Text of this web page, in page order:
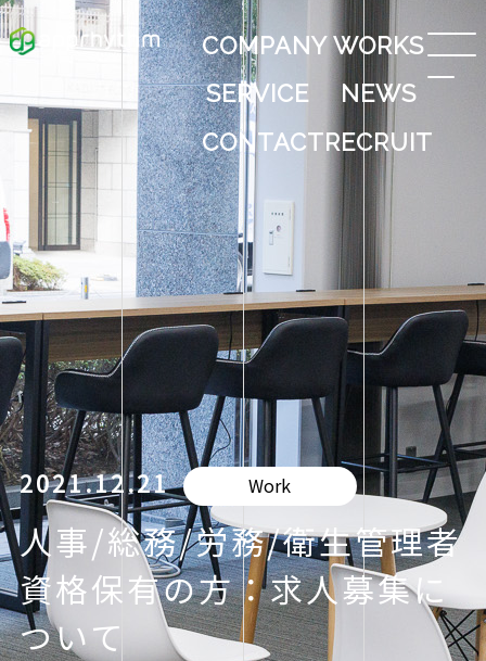
COMPANYWORKS
SERVICE
NEWS
CONTACTRECRUIT
2021.12.21 Work
人事/総務/労務/衛生管理者
資格保有の方：求人募集に
ついて